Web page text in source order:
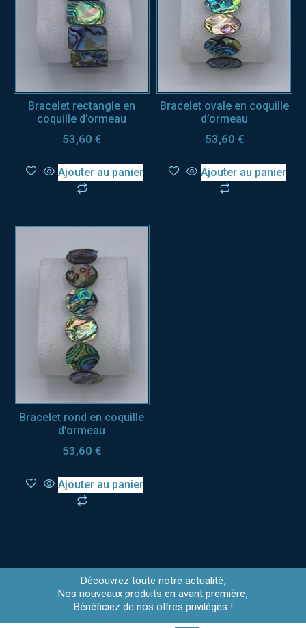
Bracelet rectangle en
coquille d’ormeau
53,60 €
Ajouter au panier
Bracelet ovale en coquille
d’ormeau
53,60 €
Ajouter au panier
Bracelet rond en coquille
d’ormeau
53,60 €
Ajouter au panier
Découvrez toute notre actualité,
Nos nouveaux produits en avant première,
Bénéficiez de nos offres privilèges !